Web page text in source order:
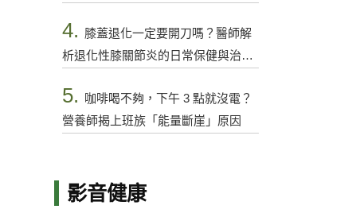
4. 膝蓋退化一定要開刀嗎？醫師解
析退化性膝關節炎的日常保健與治療
5.
咖啡喝不夠，下午 3 點就沒電？
營養師揭上班族「能量斷崖」原因
影音健康